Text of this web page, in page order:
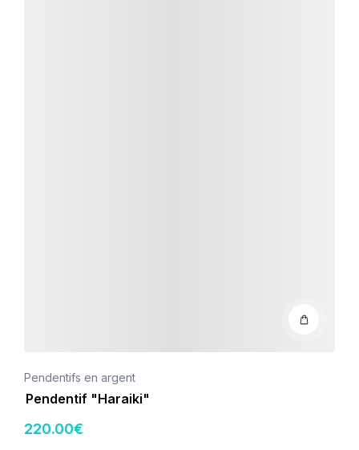
Pendentifs en argent
Pendentif "Haraiki"
220.00€